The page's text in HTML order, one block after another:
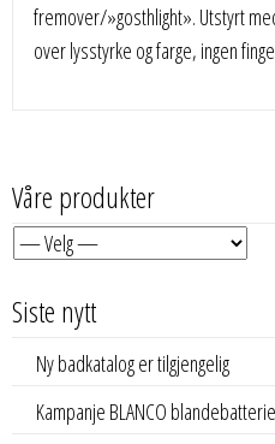
fremover/»gosthlight». Utstyrt
over lysstyrke og farge, ingen
Våre produkter
Siste nytt
Ny badkatalog er tilgjengelig
Kampanje BLANCO